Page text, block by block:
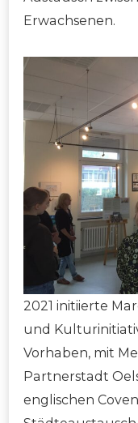
Erwachsenen.
2021 initiierte
und
Vorhaben, mit
Partnerstadt
englischen